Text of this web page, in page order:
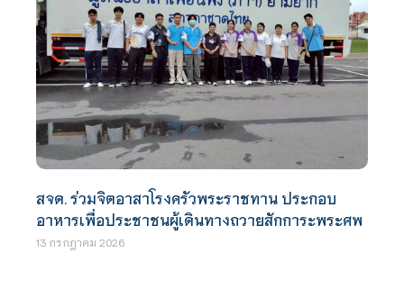
สจด. ร่วมจิตอาสาโรงครัวพระราชทาน ประกอบ
อาหารเพื่อประชาชนผู้เดินทางถวายสักการะพระศพ
13 กรกฎาคม 2026